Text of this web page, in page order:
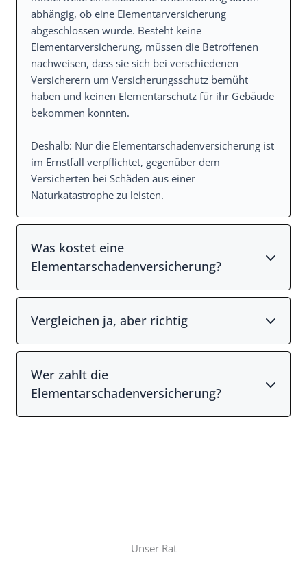
abhängig, ob eine Elementarversicherung
abgeschlossen wurde. Besteht keine
Elementarversicherung, müssen die Betroffenen
nachweisen, dass sie sich bei verschiedenen
Versicherern um Versicherungsschutz bemüht
haben und keinen Elementarschutz für ihr Gebäude
bekommen konnten.
Deshalb: Nur die Elementarschadenversicherung ist
im Ernstfall verpflichtet, gegenüber dem
Versicherten bei Schäden aus einer
Naturkatastrophe zu leisten.
Was kostet eine
Elementarschadenversicherung?
Vergleichen ja, aber richtig​
Wer zahlt die
Elementarschadenversicherung?
Unser Rat